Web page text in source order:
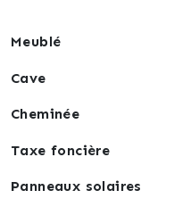
Dominique Weissbeck
Meublé
Cave
Cheminée
Taxe foncière
Panneaux solaires